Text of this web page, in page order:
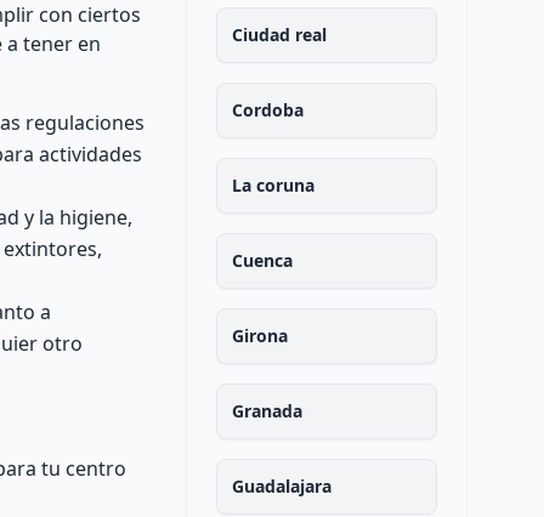
con ciertos
a tener en
regulaciones
actividades
y la higiene,
a
otro
tu centro
Ciudad real
Cordoba
La coruna
Cuenca
Girona
Granada
Guadalajara